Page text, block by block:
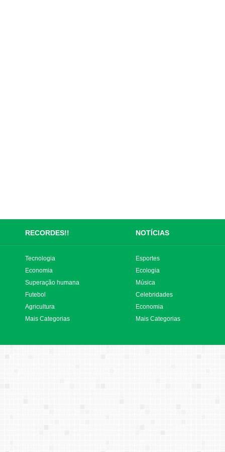
RECORDES!! NOTÍCIAS
Tecnologia
Economia
Superação humana
Futebol
Agricultura
Mais Categorias
Esportes
Ecologia
Música
Celebridades
Economia
Mais Categorias